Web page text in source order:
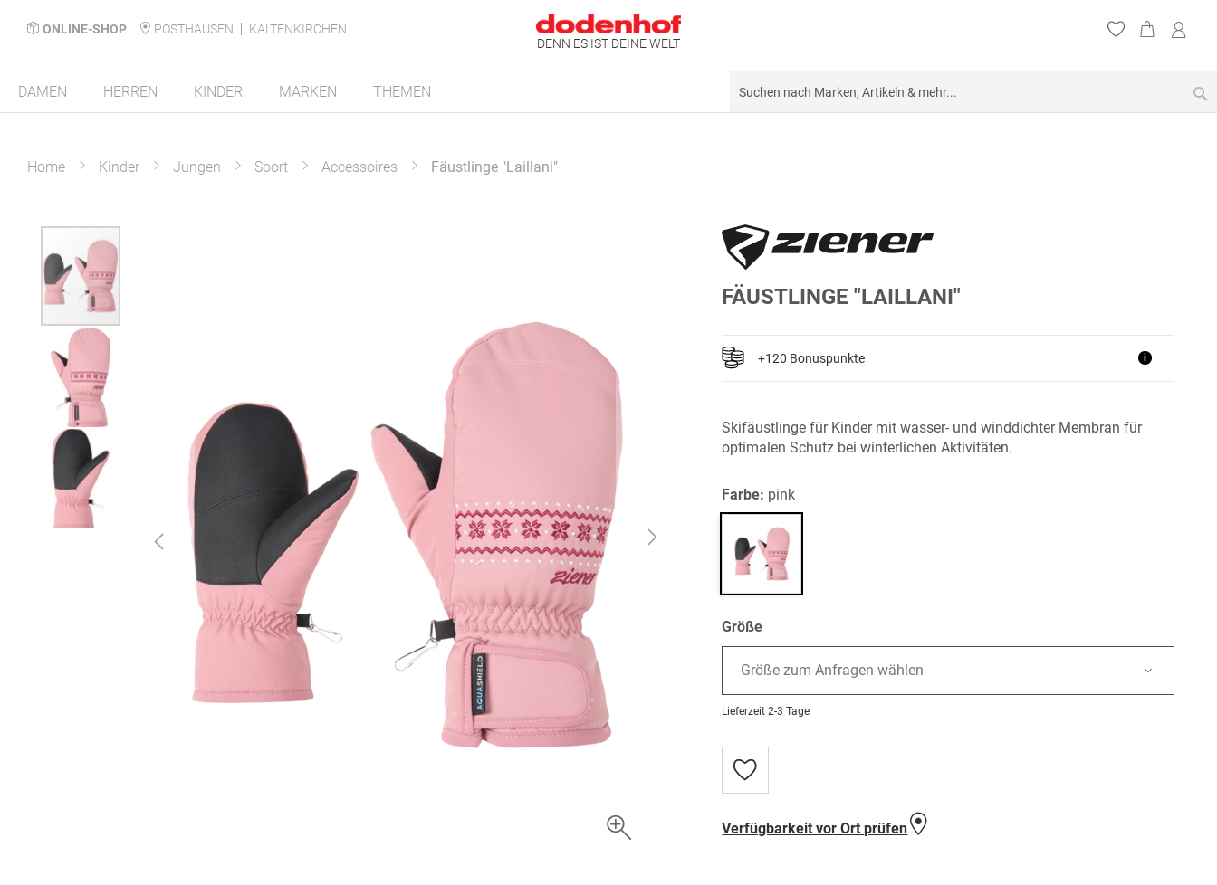
ONLINE-SHOP POSTHAUSEN
KALTENKIRCHEN
DENN ES IST DEINE WELT
DAMEN HERREN KINDER MARKEN THEMEN
Home Kinder Jungen Sport Accessoires Fäustlinge "Laillani"
Zum
Ende
der
Bildergalerie
springen
FÄUSTLINGE "LAILLANI"
+120 Bonuspunkte i
Skifäustlinge für Kinder mit wasser- und winddichter Membran für
optimalen Schutz bei winterlichen Aktivitäten.
Farbe: pink
Größe
Größe zum Anfragen wählen
Lieferzeit 2-3 Tage
Zur
Wunschliste
Verfügbarkeit vor Ort prüfen